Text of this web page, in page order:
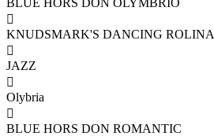

KNUDSMARK'S DANCING ROLINA

JAZZ

Olybria

BLUE HORS DON ROMANTIC